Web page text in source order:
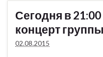
Сегодня в
концерт
02.08.2015